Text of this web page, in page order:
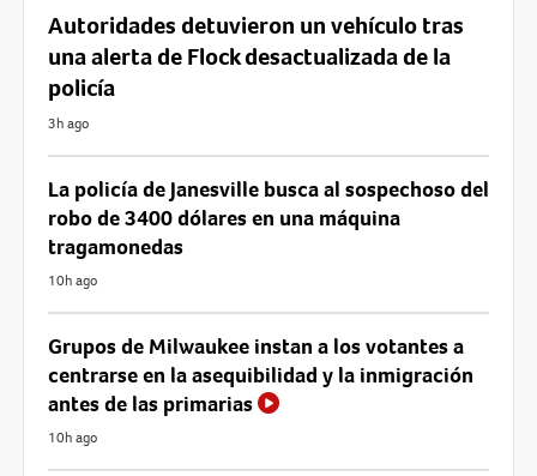
Autoridades detuvieron un vehículo tras
una alerta de Flock desactualizada de la
policía
3h ago
La policía de Janesville busca al sospechoso del
robo de 3400 dólares en una máquina
tragamonedas
10h ago
Grupos de Milwaukee instan a los votantes a
centrarse en la asequibilidad y la inmigración
antes de las primarias
10h ago